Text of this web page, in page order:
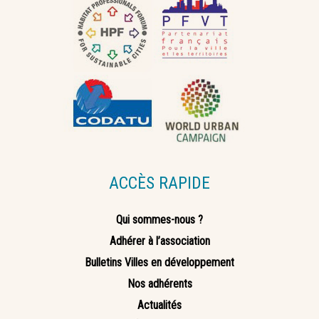
ACCÈS RAPIDE
Qui sommes-nous ?
Adhérer à l’association
Bulletins Villes en développement
Nos adhérents
Actualités